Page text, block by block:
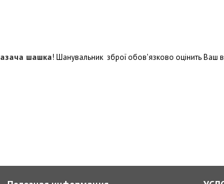
шашка! Шанувальник зброї обов'язково оцінить Ваш